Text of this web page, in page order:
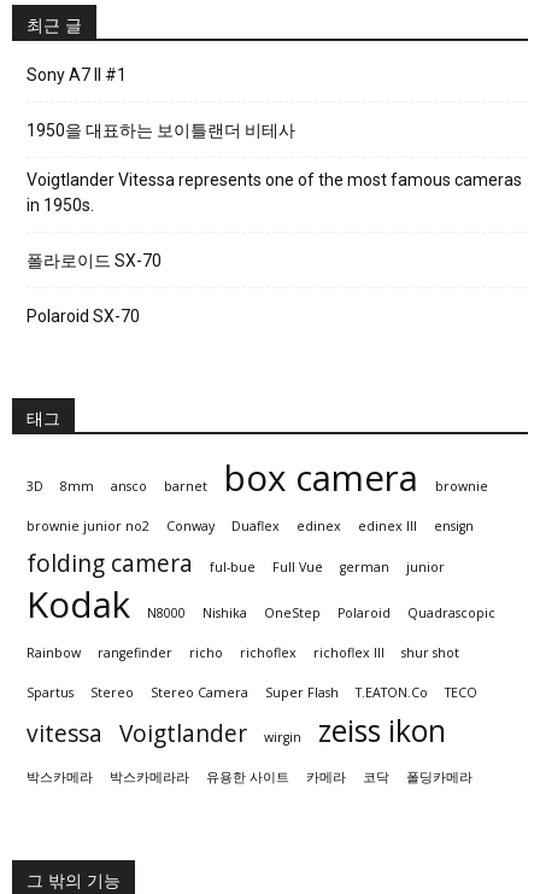
최근 글
Sony A7 II #1
1950을 대표하는 보이틀랜더 비테사
Voigtlander Vitessa represents one of the most famous cameras
in 1950s.
폴라로이드 SX-70
Polaroid SX-70
태그
3D 8mm ansco barnet box camera brownie
brownie junior no2 Conway Duaflex edinex edinex III ensign
folding camera ful-bue Full Vue german junior
Kodak N8000 Nishika OneStep Polaroid Quadrascopic
Rainbow rangefinder richo richoflex richoflex III shur shot
Spartus Stereo Stereo Camera Super Flash T.EATON.Co TECO
vitessa Voigtlander wirgin zeiss ikon
박스카메라 박스카메라라 유용한 사이트 카메라 코닥 폴딩카메라
그 밖의 기능